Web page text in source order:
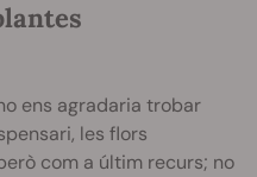
ens agradaria trobar
les flors
com a últim recurs; no